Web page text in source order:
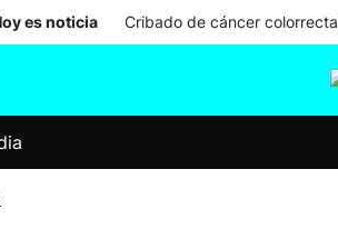
es noticia Cribado de cáncer